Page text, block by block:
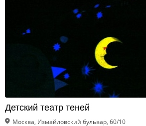
Детский театр теней
Москва, Измайловский бульвар, 60/10